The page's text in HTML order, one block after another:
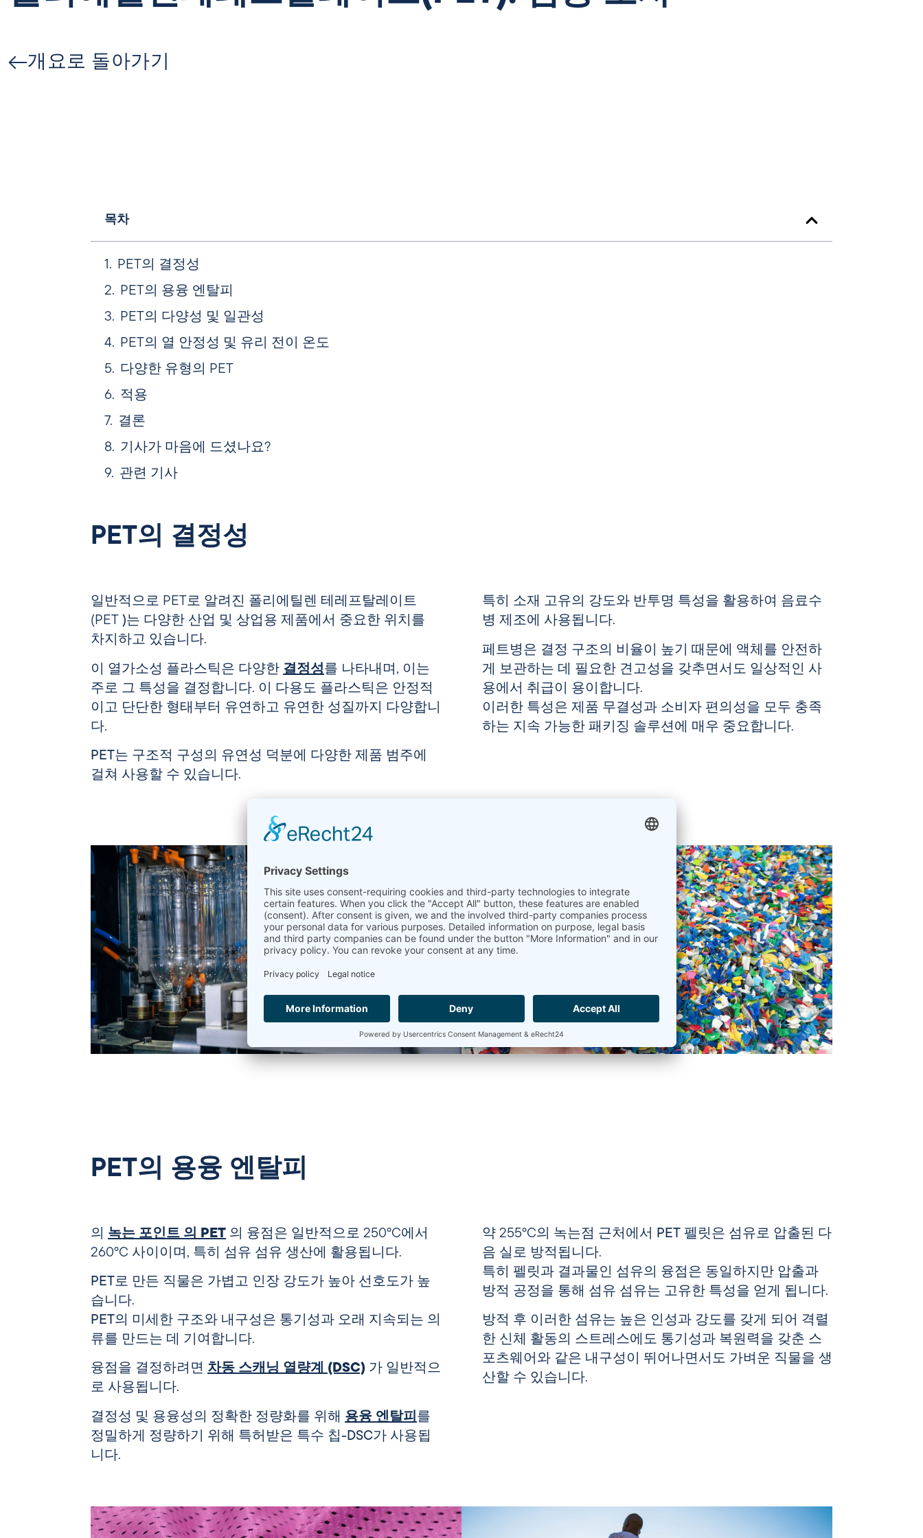
개요로 돌아가기
목차
PET의 결정성
PET의 용융 엔탈피
PET의 다양성 및 일관성
PET의 열 안정성 및 유리 전이 온도
다양한 유형의 PET
적용
결론
기사가 마음에 드셨나요?
관련 기사
PET의 결정성
일반적으로 PET로 알려진 폴리에틸렌 테레프탈레이트
(PET )는 다양한 산업 및 상업용 제품에서 중요한 위치를
차지하고 있습니다.
이 열가소성 플라스틱은 다양한 결정성를 나타내며, 이는
주로 그 특성을 결정합니다. 이 다용도 플라스틱은 안정적
이고 단단한 형태부터 유연하고 유연한 성질까지 다양합니
다.
PET는 구조적 구성의 유연성 덕분에 다양한 제품 범주에
걸쳐 사용할 수 있습니다.
특히 소재 고유의 강도와 반투명 특성을 활용하여 음료수
병 제조에 사용됩니다.
페트병은 결정 구조의 비율이 높기 때문에 액체를 안전하
게 보관하는 데 필요한 견고성을 갖추면서도 일상적인 사
용에서 취급이 용이합니다.
이러한 특성은 제품 무결성과 소비자 편의성을 모두 충족
하는 지속 가능한 패키징 솔루션에 매우 중요합니다.
PET의 용융 엔탈피
의 녹는 포인트 의 PET 의 융점은 일반적으로 250°C에서
260°C 사이이며, 특히 섬유 섬유 생산에 활용됩니다.
PET로 만든 직물은 가볍고 인장 강도가 높아 선호도가 높
습니다.
PET의 미세한 구조와 내구성은 통기성과 오래 지속되는 의
류를 만드는 데 기여합니다.
융점을 결정하려면 차동 스캐닝 열량계 (DSC) 가 일반적으
로 사용됩니다.
결정성 및 용융성의 정확한 정량화를 위해 용융 엔탈피 를
정밀하게 정량하기 위해 특허받은 특수 칩-DSC가 사용됩
니다.
약 255°C의 녹는점 근처에서 PET 펠릿은 섬유로 압출된 다
음 실로 방적됩니다.
특히 펠릿과 결과물인 섬유의 융점은 동일하지만 압출과
방적 공정을 통해 섬유 섬유는 고유한 특성을 얻게 됩니다.
방적 후 이러한 섬유는 높은 인성과 강도를 갖게 되어 격렬
한 신체 활동의 스트레스에도 통기성과 복원력을 갖춘 스
포츠웨어와 같은 내구성이 뛰어나면서도 가벼운 직물을 생
산할 수 있습니다.